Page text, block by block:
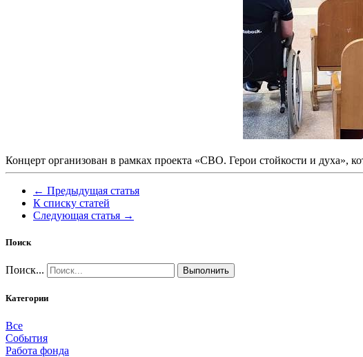
Концерт организован в рамках проекта «СВО. Герои стойкости и духа»,
← Предыдущая статья
К списку статей
Следующая статья →
Поиск
Поиск... Выполнить
Категории
Все
События
Работа фонда